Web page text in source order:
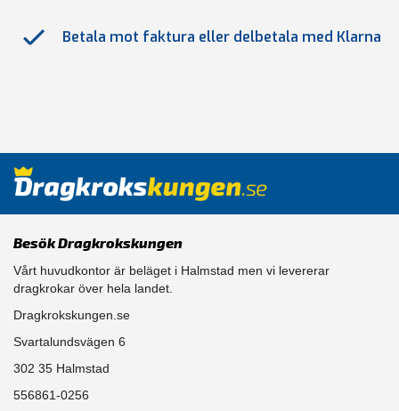
Betala mot faktura eller delbetala med Klarna
Besök Dragkrokskungen
Vårt huvudkontor är beläget i Halmstad men vi levererar
dragkrokar över hela landet.
Dragkrokskungen.se
Svartalundsvägen 6
302 35 Halmstad
556861-0256